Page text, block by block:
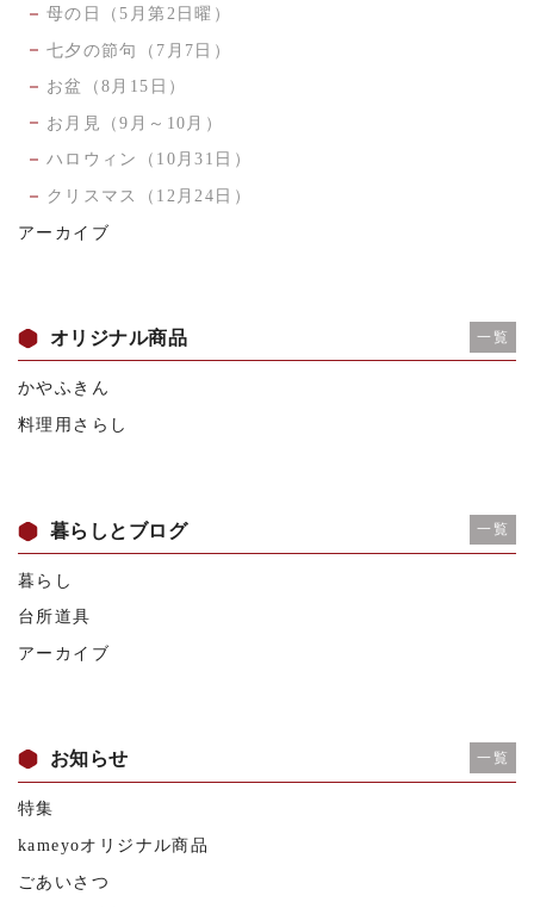
母の日（5月第2日曜）
七夕の節句（7月7日）
お盆（8月15日）
お月見（9月～10月）
ハロウィン（10月31日）
クリスマス（12月24日）
アーカイブ
オリジナル商品 一覧
かやふきん
料理用さらし
暮らしとブログ 一覧
暮らし
台所道具
アーカイブ
お知らせ 一覧
特集
kameyoオリジナル商品
ごあいさつ